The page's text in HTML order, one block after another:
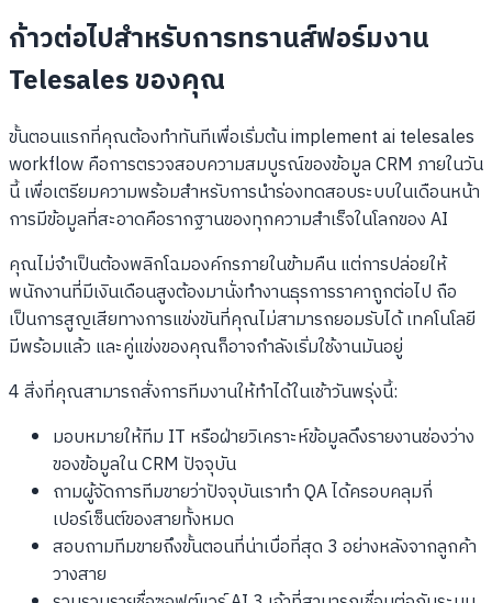
ก้าวต่อไปสำหรับการทรานส์ฟอร์มงาน
Telesales ของคุณ
ขั้นตอนแรกที่คุณต้องทำทันทีเพื่อเริ่มต้น implement ai telesales
workflow คือการตรวจสอบความสมบูรณ์ของข้อมูล CRM ภายในวัน
นี้ เพื่อเตรียมความพร้อมสำหรับการนำร่องทดสอบระบบในเดือนหน้า
การมีข้อมูลที่สะอาดคือรากฐานของทุกความสำเร็จในโลกของ AI
คุณไม่จำเป็นต้องพลิกโฉมองค์กรภายในข้ามคืน แต่การปล่อยให้
พนักงานที่มีเงินเดือนสูงต้องมานั่งทำงานธุรการราคาถูกต่อไป ถือ
เป็นการสูญเสียทางการแข่งขันที่คุณไม่สามารถยอมรับได้ เทคโนโลยี
มีพร้อมแล้ว และคู่แข่งของคุณก็อาจกำลังเริ่มใช้งานมันอยู่
4 สิ่งที่คุณสามารถสั่งการทีมงานให้ทำได้ในเช้าวันพรุ่งนี้:
มอบหมายให้ทีม IT หรือฝ่ายวิเคราะห์ข้อมูลดึงรายงานช่องว่าง
ของข้อมูลใน CRM ปัจจุบัน
ถามผู้จัดการทีมขายว่าปัจจุบันเราทำ QA ได้ครอบคลุมกี่
เปอร์เซ็นต์ของสายทั้งหมด
สอบถามทีมขายถึงขั้นตอนที่น่าเบื่อที่สุด 3 อย่างหลังจากลูกค้า
วางสาย